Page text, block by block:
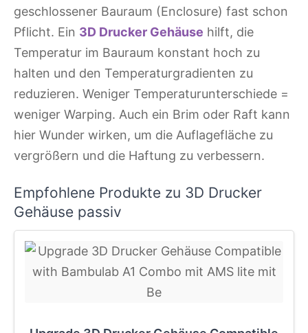
geschlossener Bauraum (Enclosure) fast schon
Pflicht. Ein 3D Drucker Gehäuse hilft, die
Temperatur im Bauraum konstant hoch zu
halten und den Temperaturgradienten zu
reduzieren. Weniger Temperaturunterschiede =
weniger Warping. Auch ein Brim oder Raft kann
hier Wunder wirken, um die Auflagefläche zu
vergrößern und die Haftung zu verbessern.
Empfohlene Produkte zu 3D Drucker
Gehäuse passiv